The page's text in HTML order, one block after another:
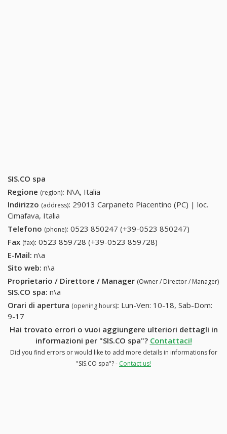
SIS.CO spa
Regione (region): N\A, Italia
Indirizzo (address): 29013 Carpaneto Piacentino (PC) | loc.
Cimafava, Italia
Telefono (phone): 0523 850247 (+39-0523 850247)
Fax (fax): 0523 859728 (+39-0523 859728)
E-Mail: n\a
Sito web: n\a
Proprietario / Direttore / Manager (Owner / Director / Manager)
SIS.CO spa: n\a
Orari di apertura (opening hours): Lun-Ven: 10-18, Sab-Dom:
9-17
Hai trovato errori o vuoi aggiungere ulteriori dettagli in
informazioni per "SIS.CO spa"? Contattaci!
Did you find errors or would like to add more details in informations for
"SIS.CO spa"? - Contact us!